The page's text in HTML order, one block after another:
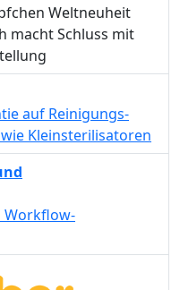
Weltneuheit
macht Schluss mit
auf Reinigungs-
Kleinsterilisatoren
Workflow-